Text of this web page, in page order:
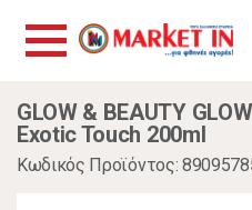
GLOW & BEAUTY
Exotic Touch 200ml
Κωδικός Προϊόντος: